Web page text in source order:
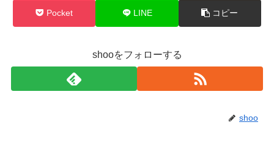
Pocket LINE コピー
shooをフォローする
shoo